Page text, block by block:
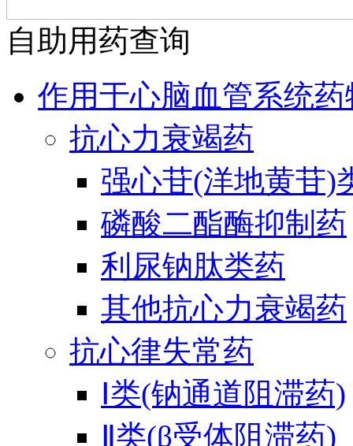
自助用药查询
作用于心脑血管系统药
抗心力衰竭药
强心苷(洋地黄苷)
磷酸二酯酶抑制药
利尿钠肽类药
其他抗心力衰竭药
抗心律失常药
Ⅰ类(钠通道阻滞药)
Ⅱ类(β受体阻滞药)